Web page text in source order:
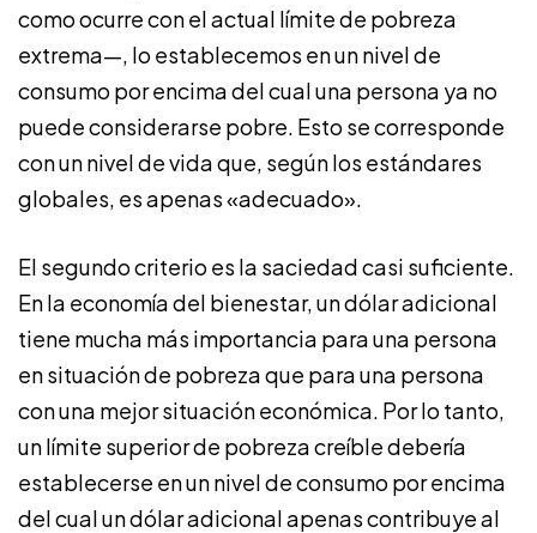
como ocurre con el actual límite de pobreza
extrema—, lo establecemos en un nivel de
consumo por encima del cual una persona ya no
puede considerarse pobre. Esto se corresponde
con un nivel de vida que, según los estándares
globales, es apenas «adecuado».
El segundo criterio es la saciedad casi suficiente.
En la economía del bienestar, un dólar adicional
tiene mucha más importancia para una persona
en situación de pobreza que para una persona
con una mejor situación económica. Por lo tanto,
un límite superior de pobreza creíble debería
establecerse en un nivel de consumo por encima
del cual un dólar adicional apenas contribuye al